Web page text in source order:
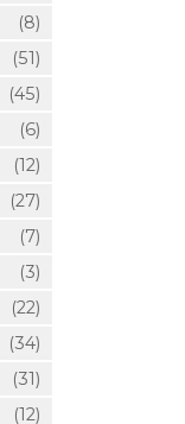
(8)
(51)
(45)
(6)
(12)
(27)
(7)
(3)
(22)
(34)
(31)
(12)